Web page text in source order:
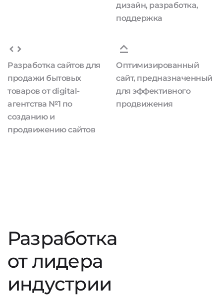
дизайн, разработка,
поддержка
Разработка сайтов для
продажи бытовых
товаров от digital-
агентства №1 по
созданию и
продвижению сайтов
Оптимизированный
сайт, предназначенный
для эффективного
продвижения
Разработка
от лидера
индустрии